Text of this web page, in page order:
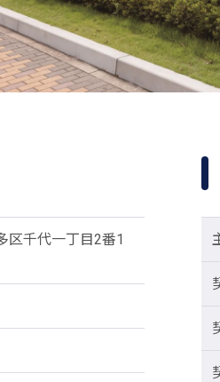
区千代一丁目2番1